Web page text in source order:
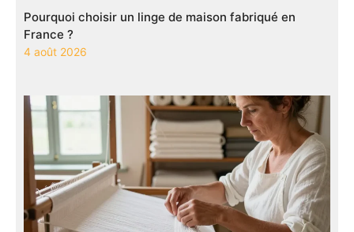
Pourquoi choisir un linge de maison fabriqué en
France ?
4 août 2026